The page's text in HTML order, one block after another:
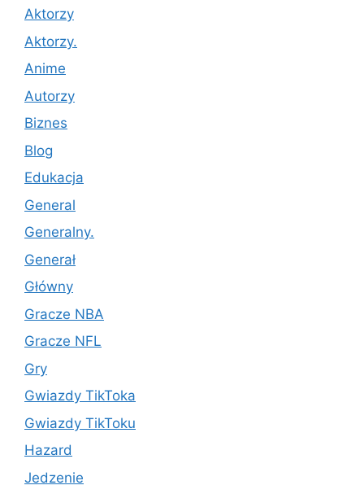
Aktorzy
Aktorzy.
Anime
Autorzy
Biznes
Blog
Edukacja
General
Generalny.
Generał
Główny
Gracze NBA
Gracze NFL
Gry
Gwiazdy TikToka
Gwiazdy TikToku
Hazard
Jedzenie